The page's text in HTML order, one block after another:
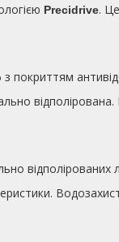
Precidrive.
з покриттям